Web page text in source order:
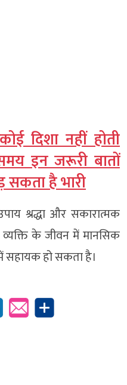
दिशा नहीं होती
इन जरूरी बातों
है भारी
श्रद्धा और सकारात्मक
के जीवन में मानसिक
हो सकता है।